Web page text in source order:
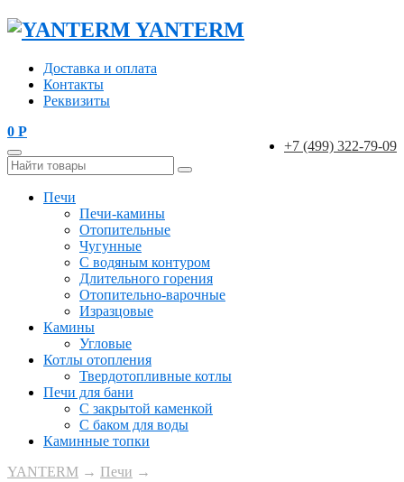
YANTERM
Доставка и оплата
Контакты
Реквизиты
+7 (499) 322-79-09
0 Р
Печи
Печи-камины
Отопительные
Чугунные
С водяным контуром
Длительного горения
Отопительно-варочные
Изразцовые
Камины
Угловые
Котлы отопления
Твердотопливные котлы
Печи для бани
С закрытой каменкой
С баком для воды
Каминные топки
YANTERM → Печи →